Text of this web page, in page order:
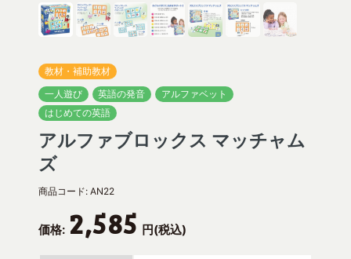
教材・補助教材
一人遊び
英語の発音
アルファベット
はじめての英語
アルファブロックス マッチャム
ズ
商品コード: AN22
価格: 2,585 円(税込)